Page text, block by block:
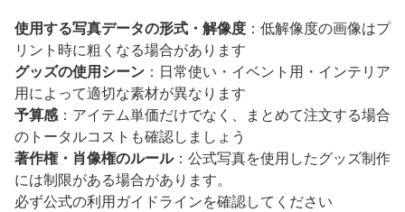
使用する写真データの形式・解像度 ：低解像度の画像はプ
リント時に粗くなる場合があります
グッズの使用シーン ：日常使い・イベント用・インテリア
用によって適切な素材が異なります
予算感：アイテム単価だけでなく、まとめて注文する場合
のトータルコストも確認しましょう
著作権・肖像権のルール：公式写真を使用したグッズ制作
には制限がある場合があります。
必ず公式の利用ガイドラインを確認してください